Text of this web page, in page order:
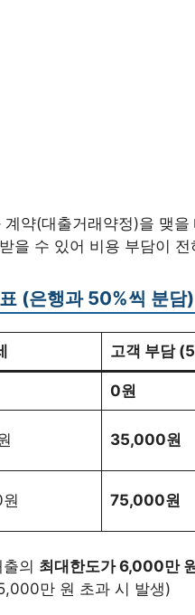
약(대출거래약정)을 맺
을 수 있어 비용 부담이 전
(은행과 50%씩 분담)
고객 부담
0원
35,000원
75,000원
의 최대한도가 6,000만
만 원 초과 시 발생)